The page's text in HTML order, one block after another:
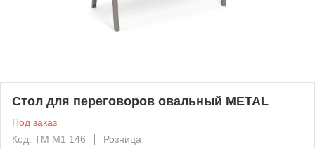
Стол для переговоров овальный METAL
Под заказ
Код: ТМ М1 146
Розница